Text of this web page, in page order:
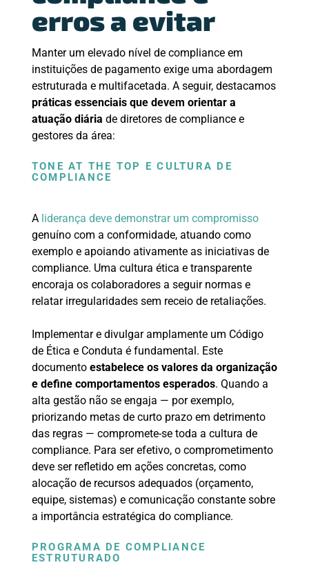
erros a evitar
Manter um elevado nível de compliance em
instituições de pagamento exige uma abordagem
estruturada e multifacetada. A seguir, destacamos
práticas essenciais que devem orientar a
atuação diária de diretores de compliance e
gestores da área:
TONE AT THE TOP E CULTURA DE
COMPLIANCE
A liderança deve demonstrar um compromisso
genuíno com a conformidade, atuando como
exemplo e apoiando ativamente as iniciativas de
compliance. Uma cultura ética e transparente
encoraja os colaboradores a seguir normas e
relatar irregularidades sem receio de retaliações.
Implementar e divulgar amplamente um Código
de Ética e Conduta é fundamental. Este
documento estabelece os valores da organização
e define comportamentos esperados. Quando a
alta gestão não se engaja — por exemplo,
priorizando metas de curto prazo em detrimento
das regras — compromete-se toda a cultura de
compliance. Para ser efetivo, o comprometimento
deve ser refletido em ações concretas, como
alocação de recursos adequados (orçamento,
equipe, sistemas) e comunicação constante sobre
a importância estratégica do compliance.
PROGRAMA DE COMPLIANCE
ESTRUTURADO